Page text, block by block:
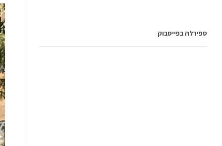
ספירלה בפייסבוק